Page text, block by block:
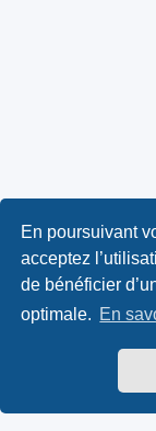
En poursuivant
acceptez
de bénéficier
optimale. En